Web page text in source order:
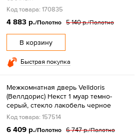
Код товара: 170835
4 883 р./Полотно 5 140 р./Полотно
В корзину
Быстрая покупка
Межкомнатная дверь Velldoris
(Веллдорис) Некст 1 муар темно-
серый, стекло лакобель черное
Код товара: 157514
6 409 р./Полотно 6 747 р./Полотно